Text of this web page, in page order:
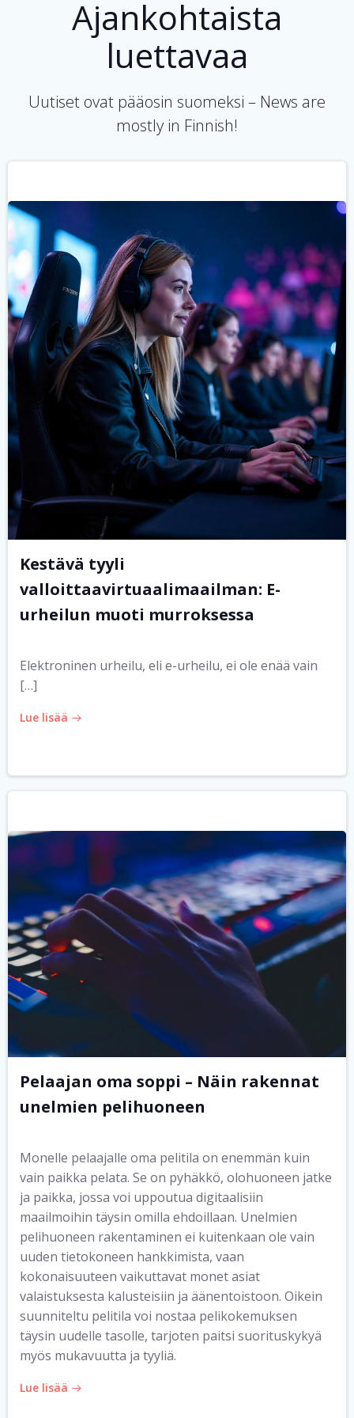
Ajankohtaista
luettavaa
Uutiset ovat pääosin suomeksi – News are
mostly in Finnish!
Kestävä tyyli
valloittaavirtuaalimaailman: E-
urheilun muoti murroksessa
Elektroninen urheilu, eli e-urheilu, ei ole enää vain
[…]
Lue lisää
Pelaajan oma soppi – Näin rakennat
unelmien pelihuoneen
Monelle pelaajalle oma pelitila on enemmän kuin
vain paikka pelata. Se on pyhäkkö, olohuoneen jatke
ja paikka, jossa voi uppoutua digitaalisiin
maailmoihin täysin omilla ehdoillaan. Unelmien
pelihuoneen rakentaminen ei kuitenkaan ole vain
uuden tietokoneen hankkimista, vaan
kokonaisuuteen vaikuttavat monet asiat
valaistuksesta kalusteisiin ja äänentoistoon. Oikein
suunniteltu pelitila voi nostaa pelikokemuksen
täysin uudelle tasolle, tarjoten paitsi suorituskykyä
myös mukavuutta ja tyyliä.
Lue lisää